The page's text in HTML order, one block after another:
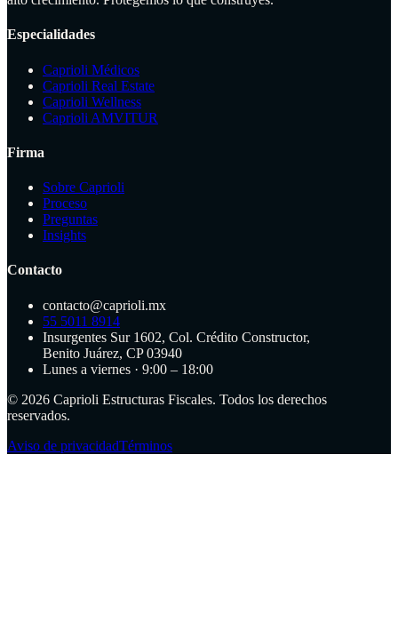
Especialidades
Caprioli Médicos
Caprioli Real Estate
Caprioli Wellness
Caprioli AMVITUR
Firma
Sobre Caprioli
Proceso
Preguntas
Insights
Contacto
contacto@caprioli.mx
55 5011 8914
Insurgentes Sur 1602, Col. Crédito Constructor,
Benito Juárez, CP 03940
Lunes a viernes · 9:00 – 18:00
© 2026 Caprioli Estructuras Fiscales. Todos los derechos
reservados.
Aviso de privacidadTérminos